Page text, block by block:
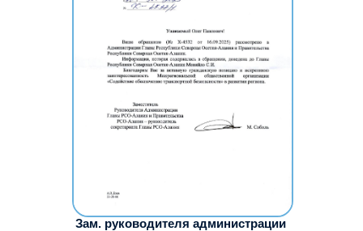
Зам. руководителя администрации